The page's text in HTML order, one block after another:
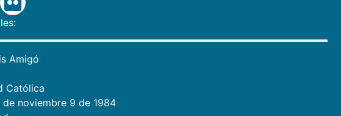
Amigó
Católica
de noviembre 9 de 1984